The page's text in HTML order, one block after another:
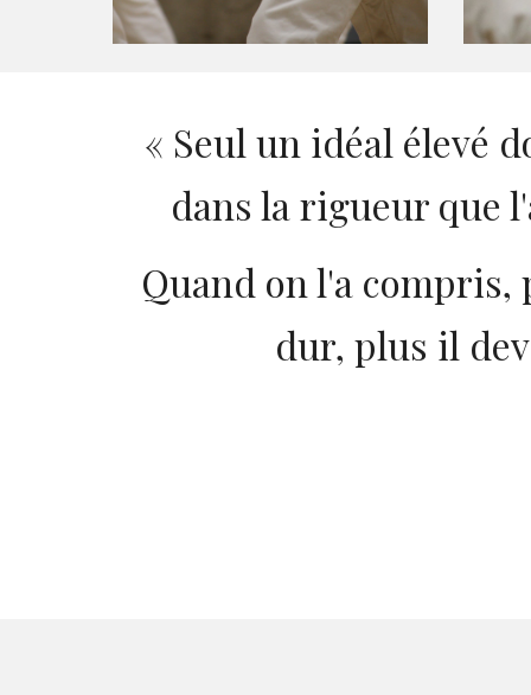
« Seul un idéal élevé
dans la rigueur que
Quand on l'a
dur, plus il